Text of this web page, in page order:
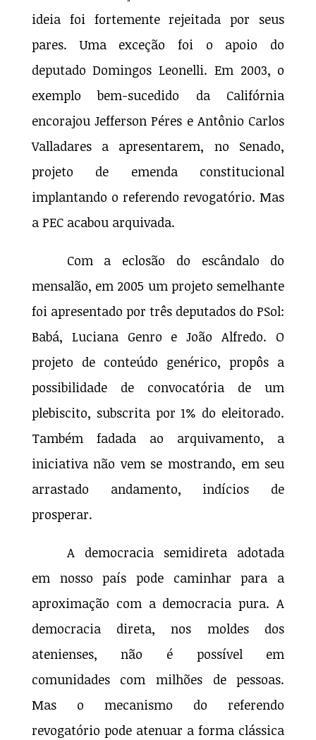
ideia foi fortemente rejeitada por seus
pares. Uma exceção foi o apoio do
deputado Domingos Leonelli. Em 2003, o
exemplo bem-sucedido da Califórnia
encorajou Jefferson Péres e Antônio Carlos
Valladares a apresentarem, no Senado,
projeto de emenda constitucional
implantando o referendo revogatório. Mas
a PEC acabou arquivada.
Com a eclosão do escândalo do
mensalão, em 2005 um projeto semelhante
foi apresentado por três deputados do PSol:
Babá, Luciana Genro e João Alfredo. O
projeto de conteúdo genérico, propôs a
possibilidade de convocatória de um
plebiscito, subscrita por 1% do eleitorado.
Também fadada ao arquivamento, a
iniciativa não vem se mostrando, em seu
arrastado andamento, indícios de
prosperar.
A democracia semidireta adotada
em nosso país pode caminhar para a
aproximação com a democracia pura. A
democracia direta, nos moldes dos
atenienses, não é possível em
comunidades com milhões de pessoas.
Mas o mecanismo do referendo
revogatório pode atenuar a forma clássica